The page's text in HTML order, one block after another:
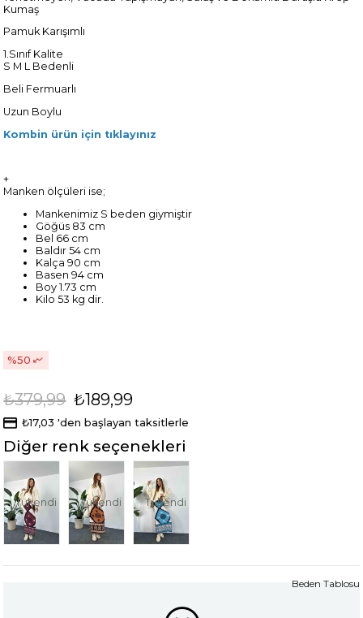
Kumaş
Pamuk Karışımlı
1.Sınıf Kalite
S M L Bedenli
Beli Fermuarlı
Uzun Boylu
Kombin ürün için tıklayınız
+
Manken ölçüleri ise;
Mankenimiz S beden giymiştir
Göğüs 83 cm
Bel 66 cm
Baldır 54 cm
Kalça 90 cm
Basen 94 cm
Boy 1.73 cm
Kilo 53 kg dir.
50
₺379,99 ₺189,99
₺17,03 'den başlayan taksitlerle
Diğer renk seçenekleri
Tükendi Tükendi Tükendi
Beden Tablosu